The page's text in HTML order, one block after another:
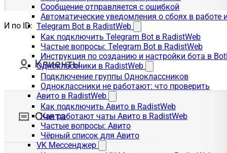
Сообщение отправляется с ошибкой
Автоматические уведомления о сбоях в работе
Telegram Bot в RadistWeb
Как подключить Telegram Bot в RadistWeb
Частые вопросы: Telegram Bot в RadistWeb
Инструкция по созданию и настройки бота в
Одноклассники в RadistWeb
Подключение группы Одноклассников
Одноклассники не работают: что проверить
Авито в RadistWeb
Как подключить Авито в RadistWeb
Как работают чаты Авито в RadistWeb
Частые вопросы: Авито
Чёрный список для Авито
VK Мессенджер
И по ID: